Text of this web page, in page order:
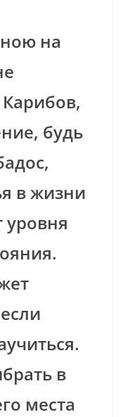
на
будь
в жизни
уровня
в
места